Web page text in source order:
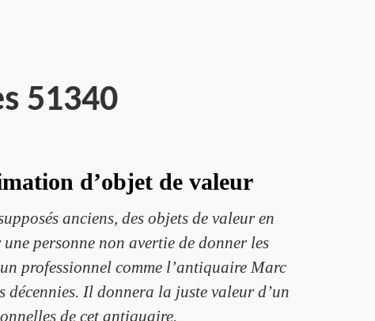
51340
d’objet de valeur
anciens, des objets de valeur en
personne non avertie de donner les
professionnel comme l’antiquaire Marc
décennies. Il donnera la juste valeur d’un
de cet antiquaire.